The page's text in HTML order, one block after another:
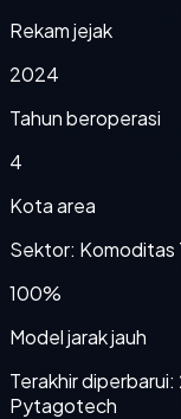
Rekam jejak
2024
Tahun beroperasi
4
Kota area
Sektor: Komoditas
100%
Model jarak jauh
Terakhir diperbarui:
Pytagotech